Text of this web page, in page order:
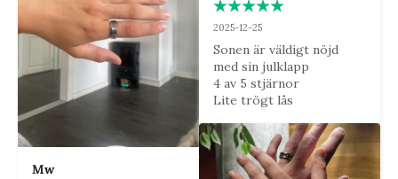
Mw
2025-12-25
Sonen är väldigt nöjd
med sin julklapp
4 av 5 stjärnor
Lite trögt lås